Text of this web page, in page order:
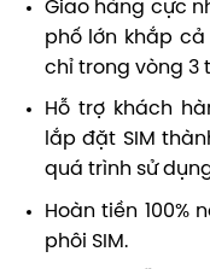
Giao hàng cực
phố lớn khắp cả
chỉ trong vòng 3
Hỗ trợ khách
lắp đặt SIM
quá trình sử
Hoàn tiền 100%
phôi SIM.